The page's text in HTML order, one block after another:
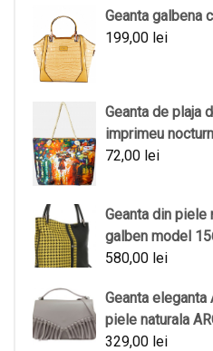
Geanta galbena
199,00 lei
Geanta de plaja
imprimeu
72,00 lei
Geanta din piele
galben model
580,00 lei
Geanta eleganta
piele naturala
329,00 lei